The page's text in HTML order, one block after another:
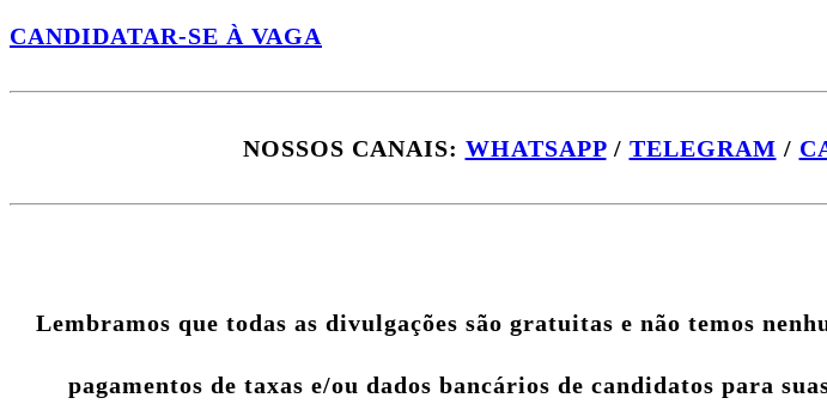
CANDIDATAR-SE À VAGA
NOSSOS CANAIS: WHATSAPP/ TELEGRAM /
Lembramos que todas as divulgações são gratuitas e não temos
pagamentos de taxas e/ou dados bancários de candidatos para